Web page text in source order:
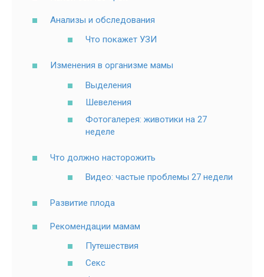
Анализы и обследования
Что покажет УЗИ
Изменения в организме мамы
Выделения
Шевеления
Фотогалерея: животики на 27
неделе
Что должно насторожить
Видео: частые проблемы 27 недели
Развитие плода
Рекомендации мамам
Путешествия
Секс